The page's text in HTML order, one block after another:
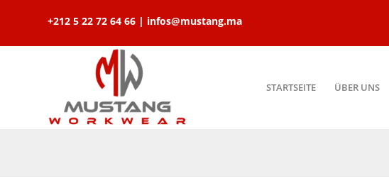
+212 5 22 72 64 66 | infos@mustang.ma
STARTSEITE ÜBER UNS